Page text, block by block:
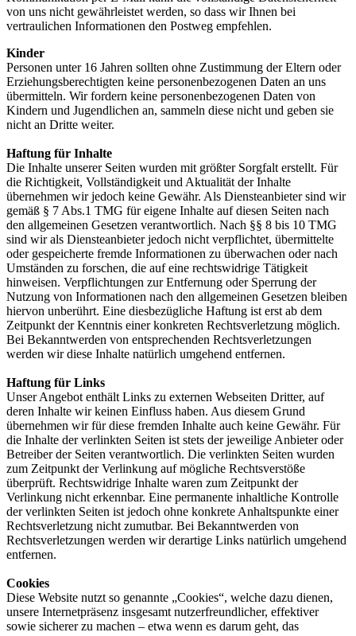
von uns nicht gewährleistet werden, so dass wir Ihnen bei
vertraulichen Informationen den Postweg empfehlen.
Kinder
Personen unter 16 Jahren sollten ohne Zustimmung der Eltern oder
Erziehungsberechtigten keine personenbezogenen Daten an uns
übermitteln. Wir fordern keine personenbezogenen Daten von
Kindern und Jugendlichen an, sammeln diese nicht und geben sie
nicht an Dritte weiter.
Haftung für Inhalte
Die Inhalte unserer Seiten wurden mit größter Sorgfalt erstellt. Für
die Richtigkeit, Vollständigkeit und Aktualität der Inhalte
übernehmen wir jedoch keine Gewähr. Als Diensteanbieter sind wir
gemäß § 7 Abs.1 TMG für eigene Inhalte auf diesen Seiten nach
den allgemeinen Gesetzen verantwortlich. Nach §§ 8 bis 10 TMG
sind wir als Diensteanbieter jedoch nicht verpflichtet, übermittelte
oder gespeicherte fremde Informationen zu überwachen oder nach
Umständen zu forschen, die auf eine rechtswidrige Tätigkeit
hinweisen. Verpflichtungen zur Entfernung oder Sperrung der
Nutzung von Informationen nach den allgemeinen Gesetzen bleiben
hiervon unberührt. Eine diesbezügliche Haftung ist erst ab dem
Zeitpunkt der Kenntnis einer konkreten Rechtsverletzung möglich.
Bei Bekanntwerden von entsprechenden Rechtsverletzungen
werden wir diese Inhalte natürlich umgehend entfernen.
Haftung für Links
Unser Angebot enthält Links zu externen Webseiten Dritter, auf
deren Inhalte wir keinen Einfluss haben. Aus diesem Grund
übernehmen wir für diese fremden Inhalte auch keine Gewähr. Für
die Inhalte der verlinkten Seiten ist stets der jeweilige Anbieter oder
Betreiber der Seiten verantwortlich. Die verlinkten Seiten wurden
zum Zeitpunkt der Verlinkung auf mögliche Rechtsverstöße
überprüft. Rechtswidrige Inhalte waren zum Zeitpunkt der
Verlinkung nicht erkennbar. Eine permanente inhaltliche Kontrolle
der verlinkten Seiten ist jedoch ohne konkrete Anhaltspunkte einer
Rechtsverletzung nicht zumutbar. Bei Bekanntwerden von
Rechtsverletzungen werden wir derartige Links natürlich umgehend
entfernen.
Cookies
Diese Website nutzt so genannte „Cookies“, welche dazu dienen,
unsere Internetpräsenz insgesamt nutzerfreundlicher, effektiver
sowie sicherer zu machen – etwa wenn es darum geht, das